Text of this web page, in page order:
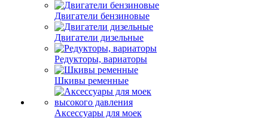
Двигатели бензиновые
Двигатели дизельные
Редукторы, вариаторы
Шкивы ременные
Аксессуары для моек